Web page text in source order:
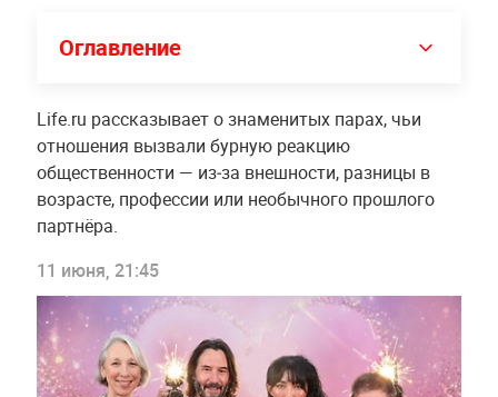
Оглавление
Life.ru рассказывает о знаменитых парах, чьи
отношения вызвали бурную реакцию
общественности — из‑за внешности, разницы в
возрасте, профессии или необычного прошлого
партнёра.
11 июня, 21:45